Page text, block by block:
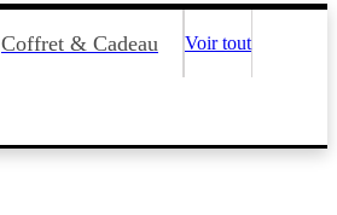
Coffret & Cadeau Voir tout